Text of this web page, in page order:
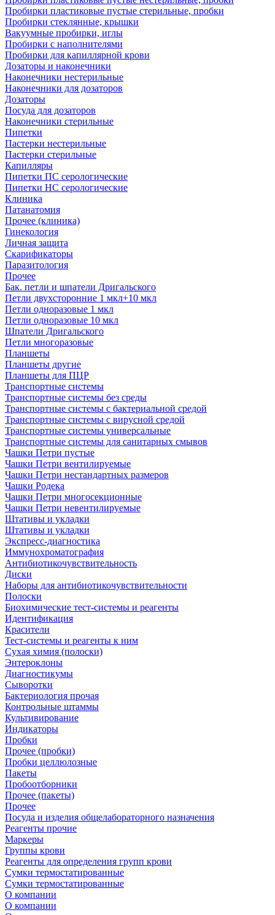
Пробирки пластиковые пустые стерильные, пробки
Пробирки стеклянные, крышки
Вакуумные пробирки, иглы
Пробирки с наполнителями
Пробирки для капиллярной крови
Дозаторы и наконечники
Наконечники нестерильные
Наконечники для дозаторов
Дозаторы
Посуда для дозаторов
Наконечники стерильные
Пипетки
Пастерки нестерильные
Пастерки стерильные
Капилляры
Пипетки ПС серологические
Пипетки НС серологические
Клиника
Патанатомия
Прочее (клиника)
Гинекология
Личная защита
Скарификаторы
Паразитология
Прочее
Бак. петли и шпатели Дригальского
Петли двухсторонние 1 мкл+10 мкл
Петли одноразовые 1 мкл
Петли одноразовые 10 мкл
Шпатели Дригальского
Петли многоразовые
Планшеты
Планшеты другие
Планшеты для ПЦР
Транспортные системы
Транспортные системы без среды
Транспортные системы с бактериальной средой
Транспортные системы с вирусной средой
Транспортные системы универсальные
Транспортные системы для санитарных смывов
Чашки Петри пустые
Чашки Петри вентилируемые
Чашки Петри нестандартных размеров
Чашки Родека
Чашки Петри многосекционные
Чашки Петри невентилируемые
Штативы и укладки
Штативы и укладки
Экспресс-диагностика
Иммунохроматография
Антибиотикочувствительность
Диски
Наборы для антибиотикочувствительности
Полоски
Биохимические тест-системы и реагенты
Идентификация
Красители
Тест-системы и реагенты к ним
Сухая химия (полоски)
Энтероклоны
Диагностикумы
Сыворотки
Бактериология прочая
Контрольные штаммы
Культивирование
Индикаторы
Пробки
Прочее (пробки)
Пробки целлюлозные
Пакеты
Пробоотборники
Прочее (пакеты)
Прочее
Посуда и изделия общелабораторного назначения
Реагенты прочие
Маркеры
Группы крови
Реагенты для определения групп крови
Сумки термостатированные
Сумки термостатированные
О компании
О компании